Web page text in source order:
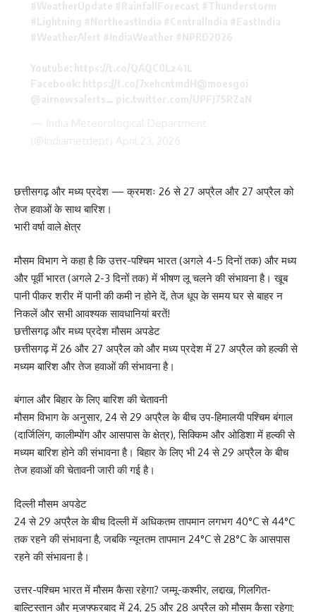
छत्तीसगढ़ और मध्य प्रदेश — क्रमशः 26 से 27 अप्रैल और 27 अप्रैल को
तेज हवाओं के साथ बारिश।
भारी वर्षा वाले क्षेत्र
मौसम विभाग ने कहा है कि उत्तर-पश्चिम भारत (अगले 4-5 दिनों तक) और मध्य
और पूर्वी भारत (अगले 2-3 दिनों तक) में भीषण लू चलने की संभावना है। खूब
पानी पीकर शरीर में पानी की कमी न होने दें, तेज धूप के समय घर से बाहर न
निकलें और सभी आवश्यक सावधानियां बरतें!
छत्तीसगढ़ और मध्य प्रदेश मौसम अपडेट
छत्तीसगढ़ में 26 और 27 अप्रैल को और मध्य प्रदेश में 27 अप्रैल को हल्की से
मध्यम बारिश और तेज हवाओं की संभावना है।
बंगाल और बिहार के लिए बारिश की चेतावनी
मौसम विभाग के अनुसार, 24 से 29 अप्रैल के बीच उप-हिमालयी पश्चिम बंगाल
(दार्जिलिंग, कालीम्पोंग और आसपास के क्षेत्र), सिक्किम और ओडिशा में हल्की से
मध्यम बारिश होने की संभावना है। बिहार के लिए भी 24 से 29 अप्रैल के बीच
तेज हवाओं की चेतावनी जारी की गई है।
दिल्ली मौसम अपडेट
24 से 29 अप्रैल के बीच दिल्ली में अधिकतम तापमान लगभग 40°C से 44°C
तक रहने की संभावना है, जबकि न्यूनतम तापमान 24°C से 28°C के आसपास
रहने की संभावना है।
उत्तर-पश्चिम भारत में मौसम कैसा रहेगा? जम्मू-कश्मीर, लद्दाख, गिलगित-
बाल्टिस्तान और मुजफ्फरबाद में 24, 25 और 28 अप्रैल को मौसम कैसा रहेगा;